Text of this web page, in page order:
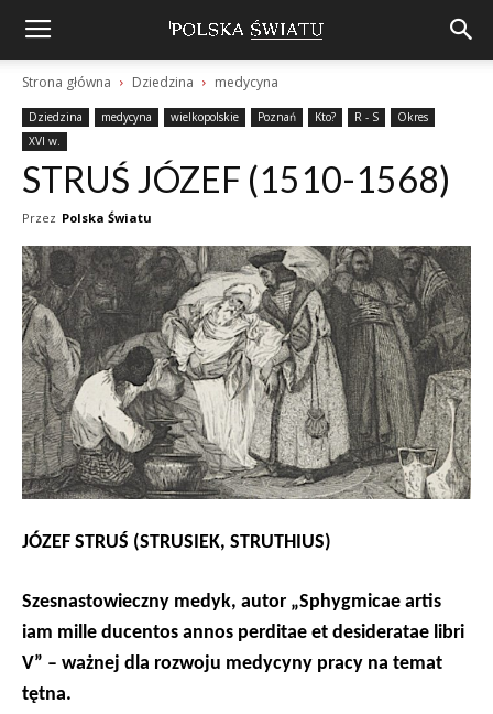
Strona główna Dziedzina medycyna
Dziedzina medycyna wielkopolskie Poznań Kto? R - S
Okres
XVI w.
STRUŚ JÓZEF (1510-1568)
Przez Polska Światu
JÓZEF STRUŚ (STRUSIEK, STRUTHIUS)
Szesnastowieczny medyk, autor „Sphygmicae artis
iam mille ducentos annos perditae et desideratae libri
V” – ważnej dla rozwoju medycyny pracy na temat
tętna.